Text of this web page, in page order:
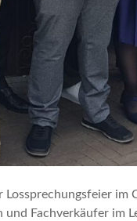
im
Fachverkäufer im